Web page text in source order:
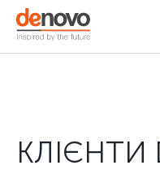
Партнерство
+380-44-200-93-39
request@denovo.ua
КЛІЄНТИ